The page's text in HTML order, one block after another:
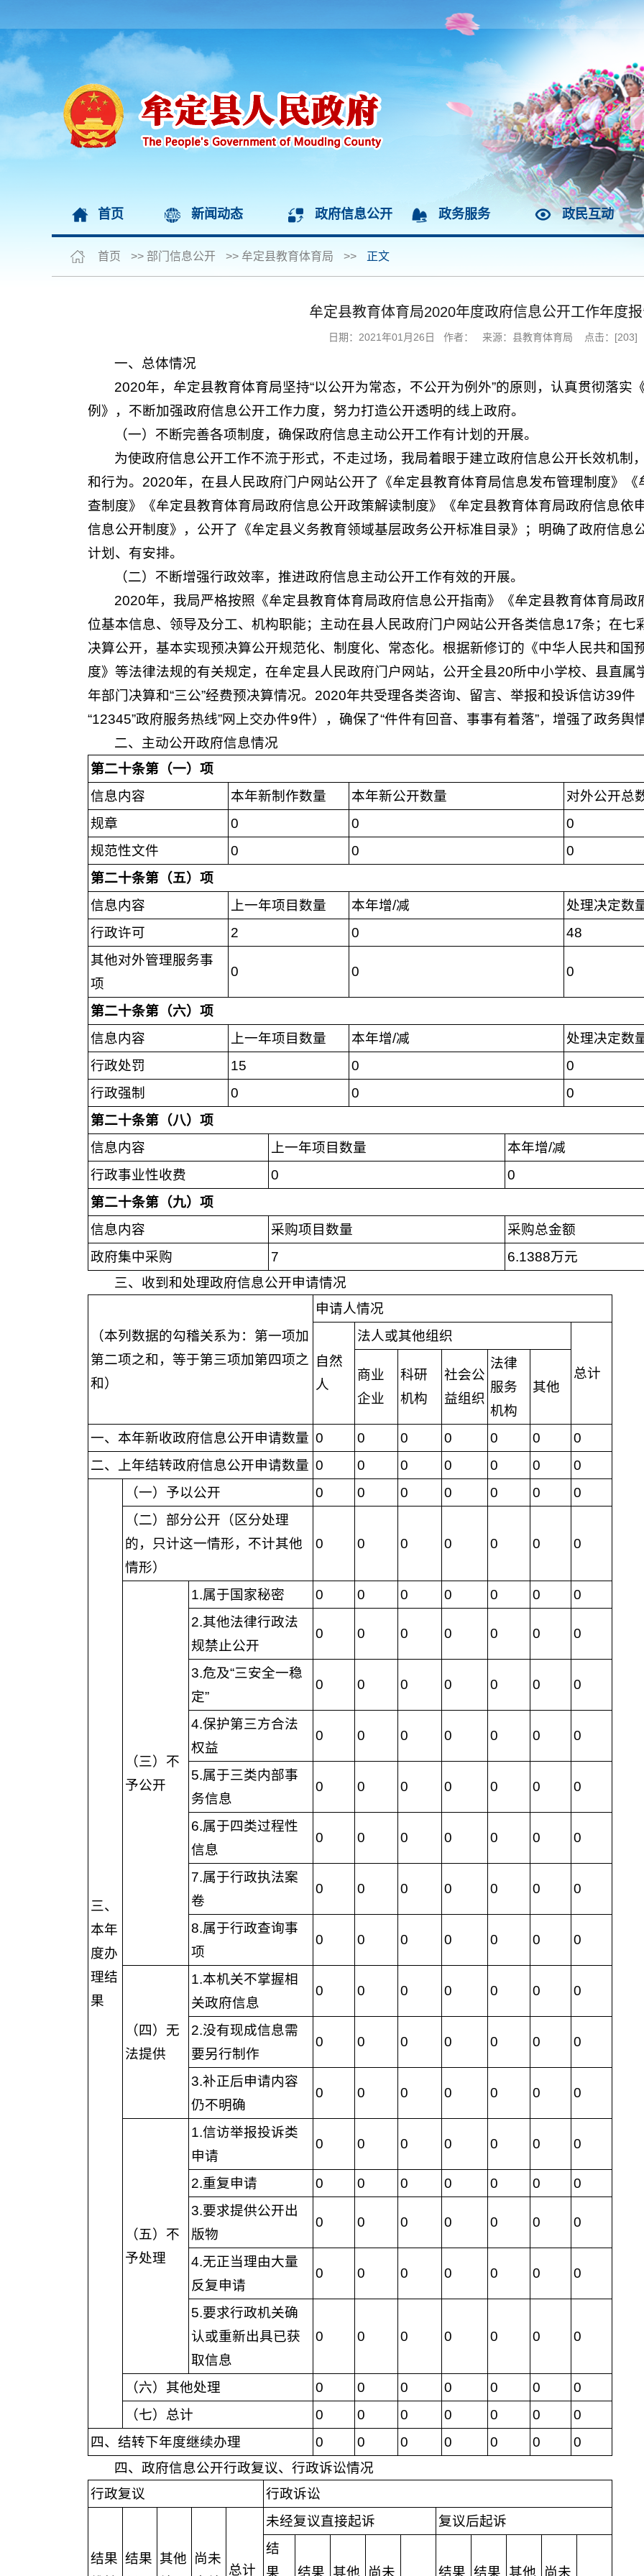
首页 新闻动态 政府信息公开 政务服务 政民互动
首页 >> 部门信息公开 >> 牟定县教育体育局 >> 正文
牟定县教育体育局2020年度政府信息公开工作年度
日期：2021年01月26日 作者： 来源：县教育体育局 点击：[203]
一、总体情况
2020年，牟定县教育体育局坚持“以公开为常态，不公开为例外”的原则，认真贯彻落实
例》，不断加强政府信息公开工作力度，努力打造公开透明的线上政府。
（一）不断完善各项制度，确保政府信息主动公开工作有计划的开展。
为使政府信息公开工作不流于形式，不走过场，我局着眼于建立政府信息公开长效机制
和行为。2020年，在县人民政府门户网站公开了《牟定县教育体育局信息发布管理制度》
查制度》《牟定县教育体育局政府信息公开政策解读制度》《牟定县教育体育局政府信息依
信息公开制度》，公开了《牟定县义务教育领域基层政务公开标准目录》；明确了政府信息
计划、有安排。
（二）不断增强行政效率，推进政府信息主动公开工作有效的开展。
2020年，我局严格按照《牟定县教育体育局政府信息公开指南》《牟定县教育体育局
位基本信息、领导及分工、机构职能；主动在县人民政府门户网站公开各类信息17条；在
决算公开，基本实现预决算公开规范化、制度化、常态化。根据新修订的《中华人民共和国
度》等法律法规的有关规定，在牟定县人民政府门户网站，公开全县20所中小学校、县直
年部门决算和“三公”经费预决算情况。2020年共受理各类咨询、留言、举报和投诉信访39
“12345”政府服务热线”网上交办件9件），确保了“件件有回音、事事有着落”，增强了政务舆
二、主动公开政府信息情况
第二十条第（一）项
信息内容
本年新制作数量 本年新公开数量
对外公开总
规章
0 0
0
规范性文件
0 0
0
第二十条第（五）项
信息内容
上一年项目数量 本年增/减
处理决定数
行政许可
2 0
48
其他对外管理服务事
项
0 0 0
第二十条第（六）项
信息内容
上一年项目数量 本年增/减
处理决定数
行政处罚
15 0
0
行政强制
0 0
0
第二十条第（八）项
信息内容
上一年项目数量
本年增/减
行政事业性收费
0
0
第二十条第（九）项
信息内容
采购项目数量
采购总金额
政府集中采购
7
6.1388万元
三、收到和处理政府信息公开申请情况
（本列数据的勾稽关系为：第一项加
第二项之和，等于第三项加第四项之
和）
申请人情况
自然
人
法人或其他组织
总计
商业
企业
科研
机构
社会公
益组织
法律
服务
机构
其他
一、本年新收政府信息公开申请数量 0 0 0 0 0 0
0
二、上年结转政府信息公开申请数量 0 0 0 0 0 0 0
三、
本年
度办
理结
果
（一）予以公开 0 0 0 0 0 0
0
（二）部分公开（区分处理
的，只计这一情形，不计其他
情形）
0 0 0 0 0 0 0
（三）不
予公开
1.属于国家秘密 0 0 0 0 0 0
0
2.其他法律行政法
规禁止公开
0 0 0 0 0 0 0
3.危及“三安全一稳
定”
0 0 0 0 0 0 0
4.保护第三方合法
权益
0 0 0 0 0 0 0
5.属于三类内部事
务信息
0 0 0 0 0 0 0
6.属于四类过程性
信息
0 0 0 0 0 0 0
7.属于行政执法案
卷
0 0 0 0 0 0 0
8.属于行政查询事
项
0 0 0 0 0 0 0
（四）无
法提供
1.本机关不掌握相
关政府信息
0 0 0 0 0 0 0
2.没有现成信息需
要另行制作
0 0 0 0 0 0 0
3.补正后申请内容
仍不明确
0 0 0 0 0 0 0
（五）不
予处理
1.信访举报投诉类
申请
0 0 0 0 0 0 0
2.重复申请 0 0 0 0 0 0
0
3.要求提供公开出
版物
0 0 0 0 0 0 0
4.无正当理由大量
反复申请
0 0 0 0 0 0 0
5.要求行政机关确
认或重新出具已获
取信息
0 0 0 0 0 0 0
（六）其他处理 0 0 0 0 0 0
0
（七）总计
0 0 0 0 0 0
0
四、结转下年度继续办理
0 0 0 0 0 0
0
四、政府信息公开行政复议、行政诉讼情况
行政复议
行政诉讼
结果 结果 其他
尚未
总计
未经复议直接起诉
复议后起诉
结
果
结果 其他 尚未 结果 结果 其他 尚未